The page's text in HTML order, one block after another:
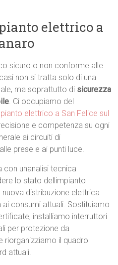
elettrico a
sicuro o non conforme alle
non si tratta solo di una
ma soprattutto di sicurezza
. Ci occupiamo del
elettrico a San Felice sul
e competenza su ogni
ai circuiti di
prese e ai punti luce.
unanalisi tecnica
lo stato dellimpianto
distribuzione elettrica
consumi attuali. Sostituiamo
installiamo interruttori
per protezione da
riorganizziamo il quadro
attuali.